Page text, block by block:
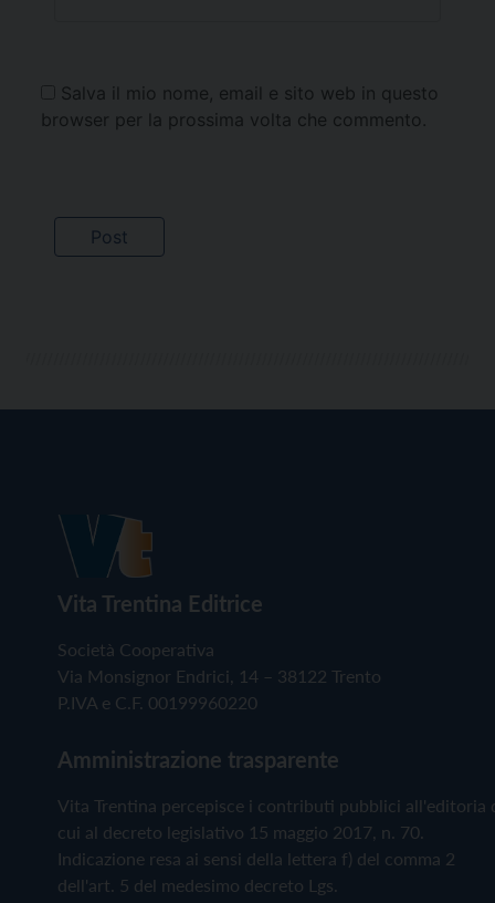
Salva il mio nome, email e sito web in questo
browser per la prossima volta che commento.
Vita Trentina Editrice
Società Cooperativa
Via Monsignor Endrici, 14 – 38122 Trento
P.IVA e C.F. 00199960220
Amministrazione trasparente
Vita Trentina percepisce i contributi pubblici all'editoria
cui al decreto legislativo 15 maggio 2017, n. 70.
Indicazione resa ai sensi della lettera f) del comma 2
dell'art. 5 del medesimo decreto Lgs.